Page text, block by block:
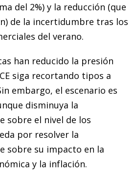
del 2%) y la reducción (que
de la incertidumbre tras los
del verano.
han reducido la presión
siga recortando tipos a
embargo, el escenario es
disminuya la
sobre el nivel de los
por resolver la
sobre su impacto en la
y la inflación.